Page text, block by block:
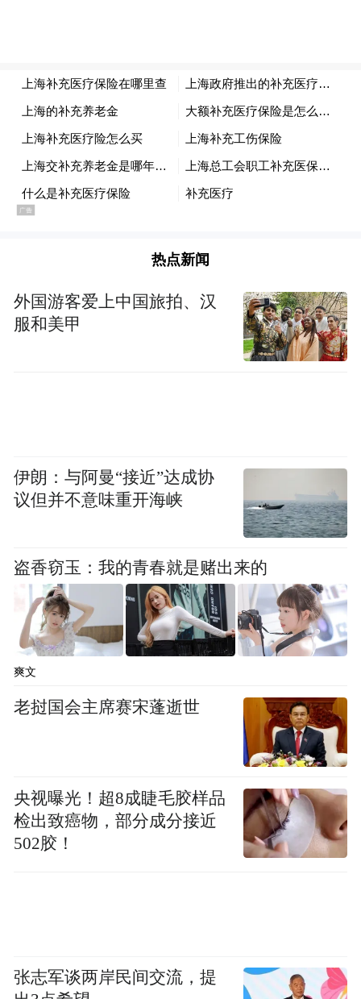
配有3个标准1/4螺纹接口，可连接手机支
架、运动相机等；座椅支持Easy-Entry礼让功
能，一键增宽后座入口，方便儿童、老人进
空间方面，新车采用2+2自由空间组合，并拥
有20处储物空间。
动力方面与现款车型保持一致，均采用纯电
动力，最大功率30千瓦，最大扭矩90牛·米，
纯电续航里程220km，支持22kW快充，
热点新闻
外国游客爱上中国旅拍、汉
服和美甲
伊朗：与阿曼“接近”达成协
议但并不意味重开海峡
盗香窃玉：我的青春就是赌出来的
爽文
老挝国会主席赛宋蓬逝世
央视曝光！超8成睫毛胶样品
检出致癌物，部分成分接近
502胶！
张志军谈两岸民间交流，提